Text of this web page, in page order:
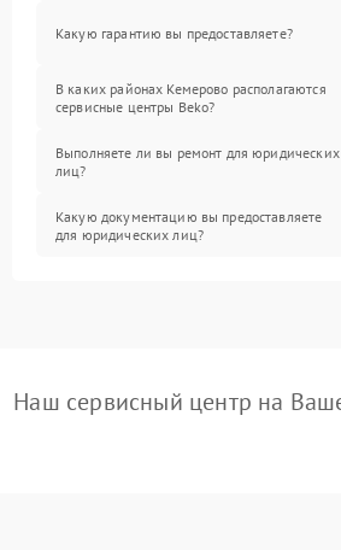
Какую гарантию вы предоставляете?
В каких районах Кемерово располагаются
сервисные центры Beko?
Выполняете ли вы ремонт для юридических
лиц?
Какую документацию вы предоставляете
для юридических лиц?
Наш сервисный центр на